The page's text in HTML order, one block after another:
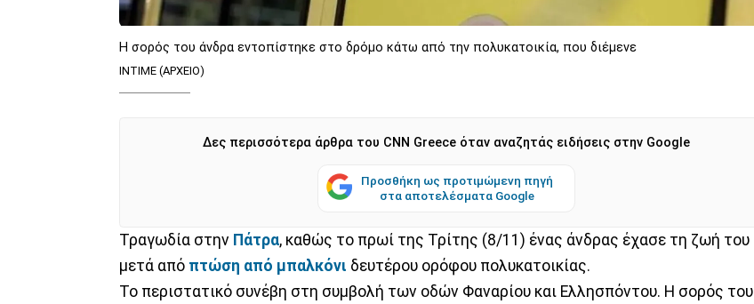
Η σορός του άνδρα εντοπίστηκε στο δρόμο κάτω από την πολυκατοικία, που διέμενε
INTIME (ΑΡΧΕΙΟ)
Δες περισσότερα άρθρα του CNN Greece όταν αναζητάς ειδήσεις στην Google
Προσθήκη ως προτιμώμενη πηγή
στα αποτελέσματα Google
Τραγωδία στην Πάτρα, καθώς το πρωί της Τρίτης (8/11) ένας άνδρας έχασε τη ζωή του
μετά από πτώση από μπαλκόνι δευτέρου ορόφου πολυκατοικίας.
Το περιστατικό συνέβη στη συμβολή των οδών Φαναρίου και Ελλησπόντου. Η σορός του